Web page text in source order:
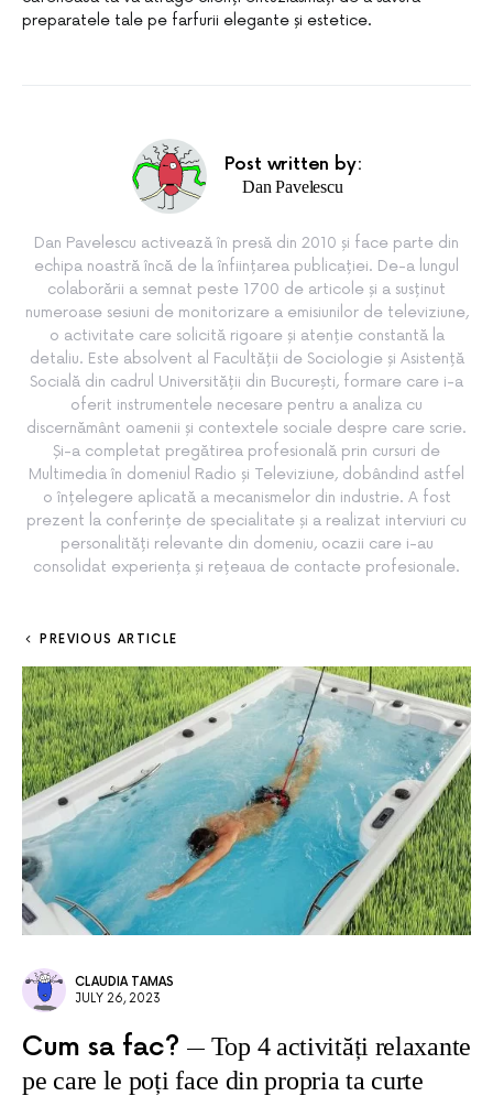
preparatele tale pe farfurii elegante și estetice.
Post written by:
Dan Pavelescu
Dan Pavelescu activează în presă din 2010 și face parte din
echipa noastră încă de la înființarea publicației. De-a lungul
colaborării a semnat peste 1700 de articole și a susținut
numeroase sesiuni de monitorizare a emisiunilor de televiziune,
o activitate care solicită rigoare și atenție constantă la
detaliu. Este absolvent al Facultății de Sociologie și Asistență
Socială din cadrul Universității din București, formare care i-a
oferit instrumentele necesare pentru a analiza cu
discernământ oamenii și contextele sociale despre care scrie.
Și-a completat pregătirea profesională prin cursuri de
Multimedia în domeniul Radio și Televiziune, dobândind astfel
o înțelegere aplicată a mecanismelor din industrie. A fost
prezent la conferințe de specialitate și a realizat interviuri cu
personalități relevante din domeniu, ocazii care i-au
consolidat experiența și rețeaua de contacte profesionale.
PREVIOUS ARTICLE
CLAUDIA TAMAS
JULY 26, 2023
Cum sa fac?
Top 4 activități relaxante
pe care le poți face din propria ta curte